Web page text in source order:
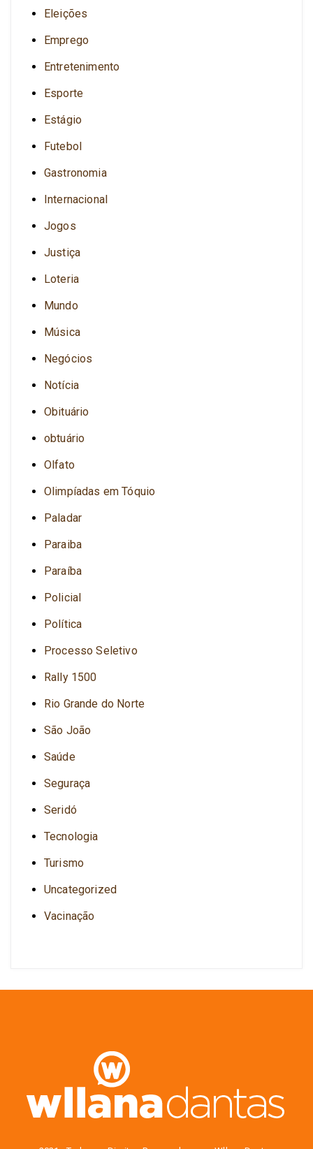
Eleições
Emprego
Entretenimento
Esporte
Estágio
Futebol
Gastronomia
Internacional
Jogos
Justiça
Loteria
Mundo
Música
Negócios
Notícia
Obituário
obtuário
Olfato
Olimpíadas em Tóquio
Paladar
Paraiba
Paraíba
Policial
Política
Processo Seletivo
Rally 1500
Rio Grande do Norte
São João
Saúde
Seguraça
Seridó
Tecnologia
Turismo
Uncategorized
Vacinação